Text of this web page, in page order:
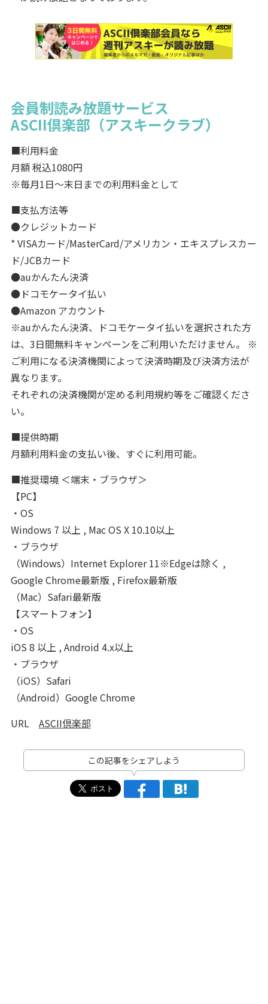
会員制読み放題サービス
ASCII倶楽部（アスキークラブ）
■利用料金
月額 税込1080円
※毎月1日～末日までの利用料金として
■支払方法等
●クレジットカード
* VISAカード/MasterCard/アメリカン・エキスプレスカー
ド/JCBカード
●auかんたん決済
●ドコモケータイ払い
●Amazon アカウント
※auかんたん決済、ドコモケータイ払いを選択された方
は、3日間無料キャンペーンをご利用いただけません。 ※
ご利用になる決済機関によって決済時期及び決済方法が
異なります。
それぞれの決済機関が定める利用規約等をご確認くださ
い。
■提供時期
月額利用料金の支払い後、すぐに利用可能。
■推奨環境 ＜端末・ブラウザ＞
【PC】
・OS
Windows 7 以上 , Mac OS X 10.10以上
・ブラウザ
（Windows）Internet Explorer 11※Edgeは除く ,
Google Chrome最新版 , Firefox最新版
（Mac）Safari最新版
【スマートフォン】
・OS
iOS 8 以上 , Android 4.x以上
・ブラウザ
（iOS）Safari
（Android）Google Chrome
URL ASCII倶楽部
この記事をシェアしよう